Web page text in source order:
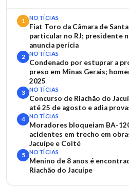
1 NOTÍCIAS
Fiat Toro da Câmara de
particular no RJ; presidente
anuncia perícia
2 NOTÍCIAS
Condenado por estuprar a
preso em Minas Gerais;
2025
3 NOTÍCIAS
Concurso de Riachão do
até 25 de agosto e adia
4 NOTÍCIAS
Moradores bloqueiam BA-
acidentes em trecho em
Jacuípe e Coité
5 NOTÍCIAS
Menino de 8 anos é
Riachão do Jacuípe